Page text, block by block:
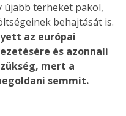
újabb terheket pakol,
behajtását is.
az európai
és azonnali
mert a
semmit.